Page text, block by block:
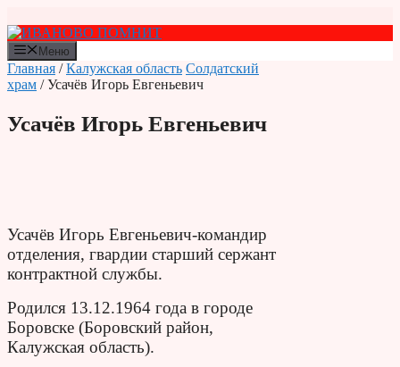
к
содержимому
Меню
Главная /Калужская область Солдатский
храм / Усачёв Игорь Евгеньевич
Усачёв Игорь Евгеньевич
Усачёв Игорь Евгеньевич-командир
отделения, гвардии старший сержант
контрактной службы.
Родился 13.12.1964 года в городе
Боровске (Боровский район,
Калужская область).